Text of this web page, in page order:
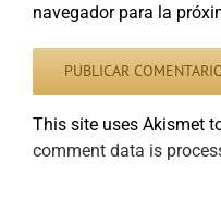
navegador para la
This site uses Akismet
comment data is